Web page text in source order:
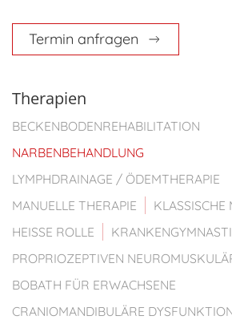
Termin anfragen
Therapien
BECKENBODENREHABILITATION
NARBENBEHANDLUNG
LYMPHDRAINAGE / ÖDEMTHERAPIE
MANUELLE THERAPIE
KLASSISCHE
HEISSE ROLLE
PROPRIOZEPTIVEN
BOBATH FÜR ERWACHSENE
CRANIOMANDIBULÄRE